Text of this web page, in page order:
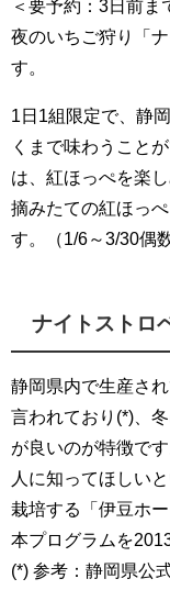
＜要予約：3日前ま
夜のいちご狩り「
す。
1日1組限定で、静
くまで味わうこと
は、紅ほっぺを楽
摘みたての紅ほっ
す。（1/6～3/30偶
ナイトストロ
静岡県内で生産さ
言われており(*)、
が良いのが特徴で
人に知ってほしい
栽培する「伊豆ホ
本プログラムを
(*) 参考：静岡県公